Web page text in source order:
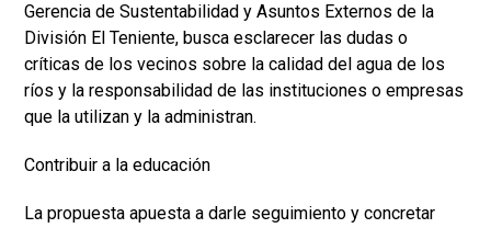
Gerencia de Sustentabilidad y Asuntos Externos de la
División El Teniente, busca esclarecer las dudas o
críticas de los vecinos sobre la calidad del agua de los
ríos y la responsabilidad de las instituciones o empresas
que la utilizan y la administran.
Contribuir a la educación
La propuesta apuesta a darle seguimiento y concretar